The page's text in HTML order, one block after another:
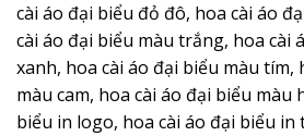
cài áo đại biểu đỏ đô, hoa cài áo
cài áo đại biểu màu trắng, hoa cài
xanh, hoa cài áo đại biểu màu tím,
màu cam, hoa cài áo đại biểu màu
biểu in logo, hoa cài áo đại biểu in